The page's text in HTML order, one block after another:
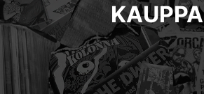
KAUPPA